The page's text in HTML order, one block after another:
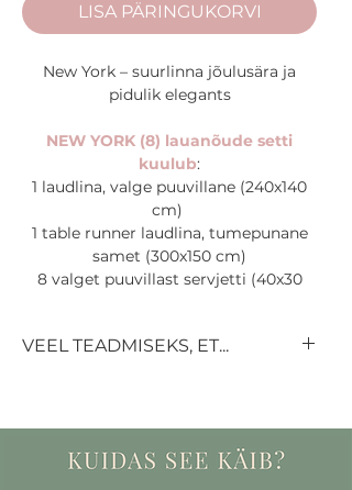
LISA PÄRINGUKORVI
New York – suurlinna jõulusära ja
pidulik elegants
NEW YORK (8) lauanõude setti
kuulub:
1 laudlina, valge puuvillane (240x140
cm)
1 table runner laudlina, tumepunane
samet (300x150 cm)
8 valget puuvillast servjetti (40x30
servjetirõngast
8 veeklaasi kuldse äärega, läbipaistev
VEEL TEADMISEKS, ET...
meile, et saaksime täpsustada sinu
soove ja saadavust.